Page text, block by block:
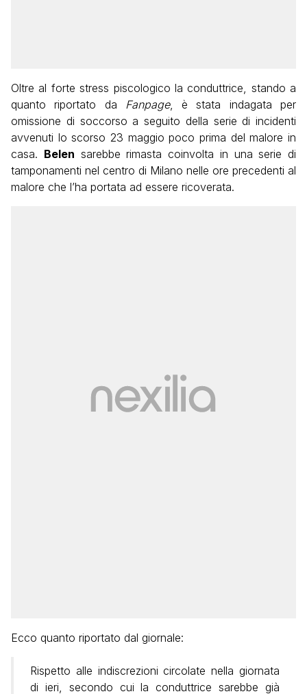
Oltre al forte stress piscologico la conduttrice, stando a
quanto riportato da
Fanpage, è stata indagata per
omissione di soccorso a seguito della serie di incidenti
avvenuti lo scorso 23 maggio poco prima del malore in
casa. Belen sarebbe rimasta coinvolta in una serie di
tamponamenti nel centro di Milano nelle ore precedenti al
malore che l’ha portata ad essere ricoverata.
Ecco quanto riportato dal giornale:
Rispetto alle indiscrezioni circolate nella giornata
di ieri, secondo cui la conduttrice sarebbe già